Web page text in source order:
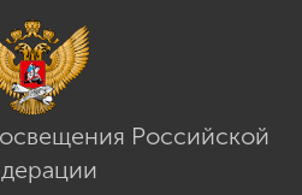
Российской